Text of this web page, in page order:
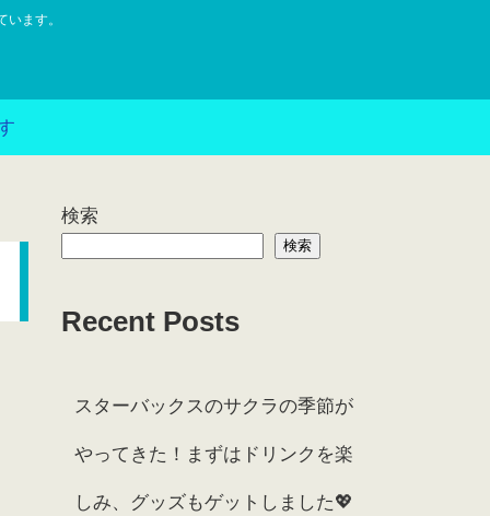
ます。
検索
検索
Recent Posts
スターバックスのサクラの季節が
やってきた！まずはドリンクを楽
しみ、グッズもゲットしました💖